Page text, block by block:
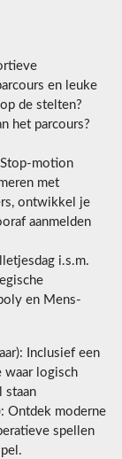
en leuke
de stelten?
het parcours?
motion
met
ontwikkel je
aanmelden
i.s.m.
en Mens-
Inclusief een
waar logisch
staan
Ontdek moderne
spellen